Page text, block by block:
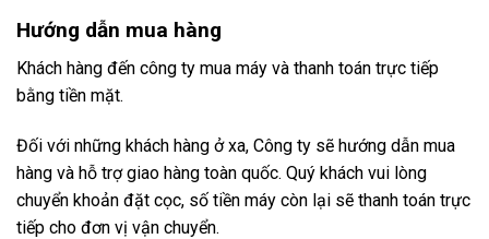
Hướng dẫn mua hàng
Khách hàng đến công ty mua máy và thanh toán trực tiếp
bằng tiền mặt.
Đối với những khách hàng ở xa, Công ty sẽ hướng dẫn mua
hàng và hỗ trợ giao hàng toàn quốc. Quý khách vui lòng
chuyển khoản đặt cọc, số tiền máy còn lại sẽ thanh toán trực
tiếp cho đơn vị vận chuyển.